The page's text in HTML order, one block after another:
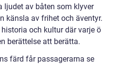
ljudet av båten som klyver
känsla av frihet och äventyr.
och kultur där varje ö
berättelse att berätta.
färd får passagerarna se